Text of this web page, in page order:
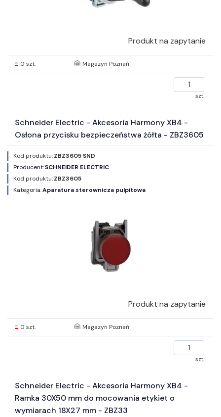
Produkt na zapytanie
0 szt. Magazyn Poznań
szt.
Schneider Electric - Akcesoria Harmony XB4 -
Osłona przycisku bezpieczeństwa żółta - ZBZ3605
Kod produktu:ZBZ3605 SND
Producent:SCHNEIDER ELECTRIC
Kod produktu:ZBZ3605
Kategoria:Aparatura sterownicza pulpitowa
Produkt na zapytanie
0 szt. Magazyn Poznań
szt.
Schneider Electric - Akcesoria Harmony XB4 -
Ramka 30X50 mm do mocowania etykiet o
wymiarach 18X27 mm - ZBZ33